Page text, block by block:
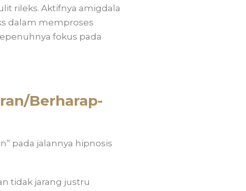
rileks. Aktifnya amigdala
dalam memproses
fokus pada
Berharap-
pada jalannya hipnosis
tidak jarang justru